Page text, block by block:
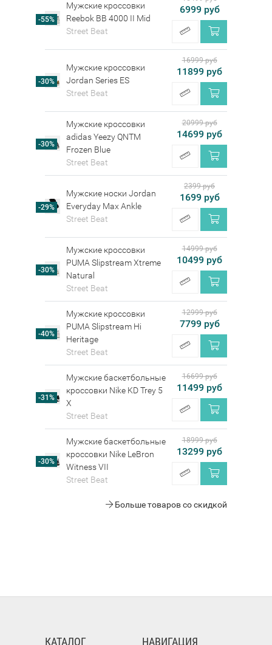
-55%
Мужские кроссовки
Reebok BB 4000 II Mid
Street Beat
6999 руб
-30%
Мужские кроссовки
Jordan Series ES
Street Beat
16999 руб
11899 руб
-30%
Мужские кроссовки
adidas Yeezy QNTM
Frozen Blue
Street Beat
20999 руб
14699 руб
-29%
Мужские носки Jordan
Everyday Max Ankle
Street Beat
2399 руб
1699 руб
-30%
Мужские кроссовки
PUMA Slipstream Xtreme
Natural
Street Beat
14999 руб
10499 руб
-40%
Мужские кроссовки
PUMA Slipstream Hi
Heritage
Street Beat
12999 руб
7799 руб
-31%
Мужские баскетбольные
кроссовки Nike KD Trey 5
X
Street Beat
16699 руб
11499 руб
-30%
Мужские баскетбольные
кроссовки Nike LeBron
Witness VII
Street Beat
18999 руб
13299 руб
Больше товаров со скидкой
КАТАЛОГ НАВИГАЦИЯ